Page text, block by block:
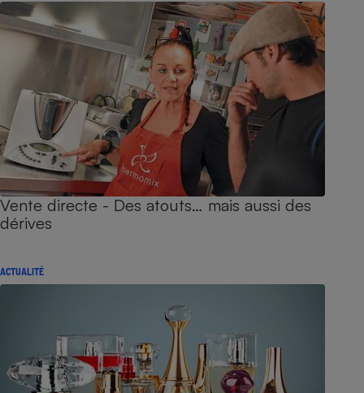
Vente directe - Des atouts… mais aussi des
dérives
ACTUALITÉ